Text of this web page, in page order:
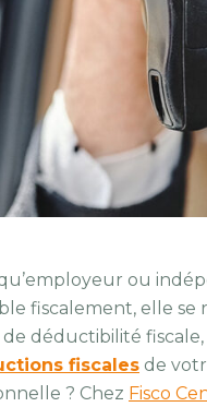
ou
fiscalement, elle se
déductibilité fiscale,
fiscales de
? Chez Fisco